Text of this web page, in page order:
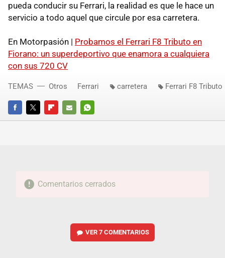
pueda conducir su Ferrari, la realidad es que le hace un
servicio a todo aquel que circule por esa carretera.
En Motorpasión | Probamos el Ferrari F8 Tributo en
Fiorano: un superdeportivo que enamora a cualquiera
con sus 720 CV
FACEBOOKTWITTERFLIPBOARD
E-
WHATSAPP
TEMAS Otros Ferrari carretera Ferrari F8 Tributo
Comentarios cerrados
VER7 COMENTARIOS